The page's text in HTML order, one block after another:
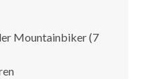
Mountainbiker (7